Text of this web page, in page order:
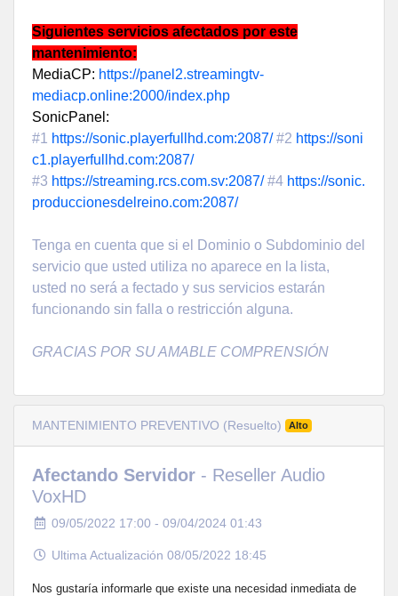
Siguientes servicios afectados por este
mantenimiento:
MediaCP: https://panel2.streamingtv-
mediacp.online:2000/index.php
SonicPanel:
#1
https://sonic.playerfullhd.com:2087/#2 https://soni
c1.playerfullhd.com:2087/
#3 https://streaming.rcs.com.sv:2087/#4 https://sonic.
produccionesdelreino.com:2087/
Tenga en cuenta que si el Dominio o Subdominio del
servicio que usted utiliza no aparece en la lista,
usted no será a fectado y sus servicios estarán
funcionando sin falla o restricción alguna.
GRACIAS POR SU AMABLE COMPRENSIÓN
MANTENIMIENTO PREVENTIVO (Resuelto) Alto
Afectando Servidor - Reseller Audio
VoxHD
09/05/2022 17:00 - 09/04/2024 01:43
Ultima Actualización 08/05/2022 18:45
Nos gustaría informarle que existe una necesidad inmediata de